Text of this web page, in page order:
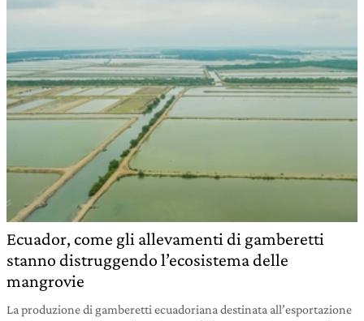
Ecuador, come gli allevamenti di gamberetti
stanno distruggendo l’ecosistema delle
mangrovie
La produzione di gamberetti ecuadoriana destinata all’esportazione